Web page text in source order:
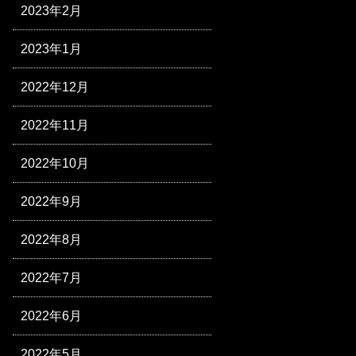
2023年2月
2023年1月
2022年12月
2022年11月
2022年10月
2022年9月
2022年8月
2022年7月
2022年6月